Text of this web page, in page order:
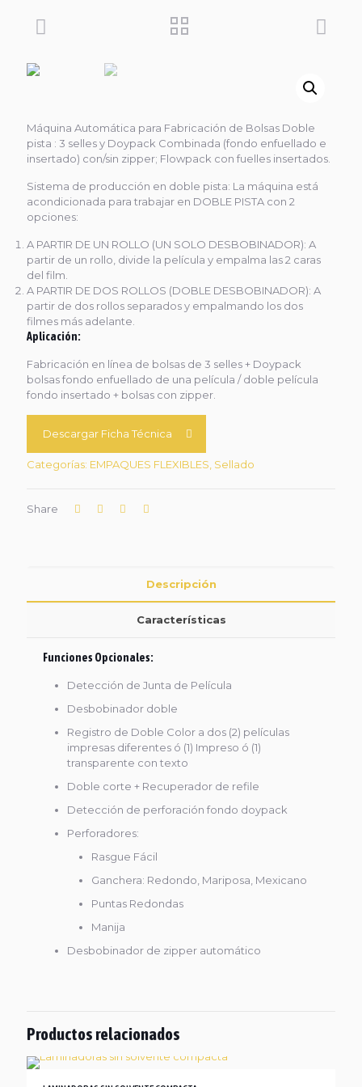
Máquina Automática para Fabricación de Bolsas Doble
pista : 3 selles y Doypack Combinada (fondo enfuellado e
insertado) con/sin zipper; Flowpack con fuelles insertados.
Sistema de producción en doble pista: La máquina está
acondicionada para trabajar en DOBLE PISTA con 2
opciones:
A PARTIR DE UN ROLLO (UN SOLO DESBOBINADOR): A
partir de un rollo, divide la película y empalma las 2 caras
del film.
A PARTIR DE DOS ROLLOS (DOBLE DESBOBINADOR): A
partir de dos rollos separados y empalmando los dos
filmes más adelante.
Aplicación:
Fabricación en línea de bolsas de 3 selles + Doypack
bolsas fondo enfuellado de una película / doble película
fondo insertado + bolsas con zipper.
Descargar Ficha Técnica
Categorías: EMPAQUES FLEXIBLES Sellado
Share
Descripción
Características
Funciones Opcionales:
Detección de Junta de Película
Desbobinador doble
Registro de Doble Color a dos (2) películas
impresas diferentes ó (1) Impreso ó (1)
transparente con texto
Doble corte + Recuperador de refile
Detección de perforación fondo doypack
Perforadores:
Rasgue Fácil
Ganchera: Redondo, Mariposa, Mexicano
Puntas Redondas
Manija
Desbobinador de zipper automático
Productos relacionados